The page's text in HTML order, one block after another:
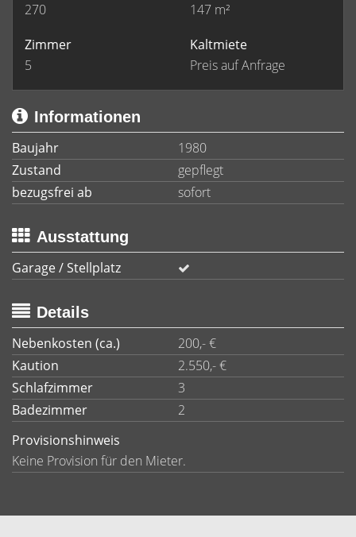
270
147 m²
Zimmer
5
Kaltmiete
Preis auf Anfrage
Informationen
Baujahr
1980
Zustand
gepflegt
bezugsfrei ab
sofort
Ausstattung
Garage / Stellplatz
Details
Nebenkosten (ca.)
200,- €
Kaution
2.550,- €
Schlafzimmer
3
Badezimmer
2
Provisionshinweis
Keine Provision für den Mieter.